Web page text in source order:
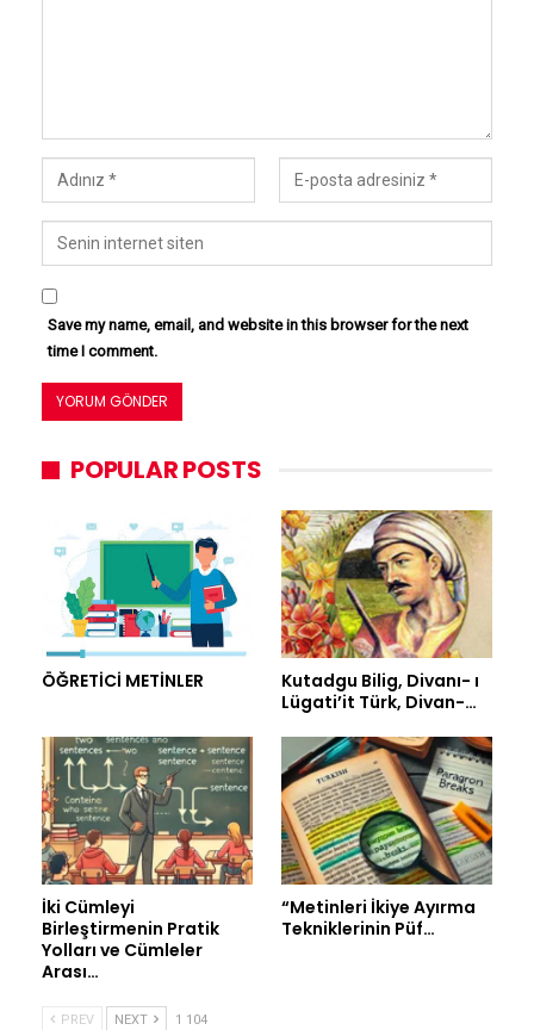
Save my name, email, and website in this browser for the next
time I comment.
POPULAR POSTS
ÖĞRETİCİ METİNLER
Kutadgu Bilig, Divanı- ı
Lügati’it Türk, Divan-…
İki Cümleyi
Birleştirmenin Pratik
Yolları ve Cümleler
Arası…
“Metinleri İkiye Ayırma
Tekniklerinin Püf…
PREV NEXT 1 104